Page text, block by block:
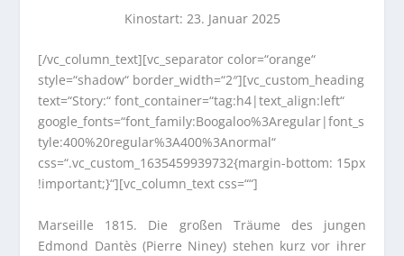
Kinostart: 23. Januar 2025
[/vc_column_text][vc_separator color=“orange“
style=“shadow“ border_width=“2″][vc_custom_heading
text=“Story:“ font_container=“tag:h4|text_align:left“
google_fonts=“font_family:Boogaloo%3Aregular|font_s
tyle:400%20regular%3A400%3Anormal“
css=“.vc_custom_1635459939732{margin-bottom: 15px
!important;}“][vc_column_text css=““]
Marseille 1815. Die großen Träume des jungen
Edmond Dantès (Pierre Niney) stehen kurz vor ihrer